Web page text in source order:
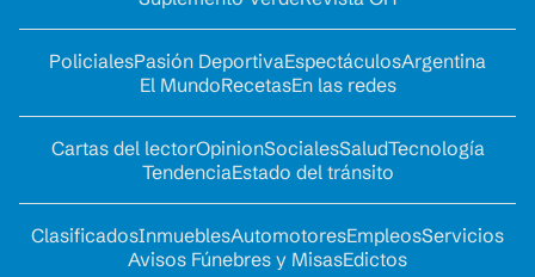
PolicialesPasión DeportivaEspectáculosArgentina
El MundoRecetasEn las redes
Cartas del lectorOpinionSocialesSaludTecnología
TendenciaEstado del tránsito
ClasificadosInmueblesAutomotoresEmpleosServicios
Avisos Fúnebres y MisasEdictos